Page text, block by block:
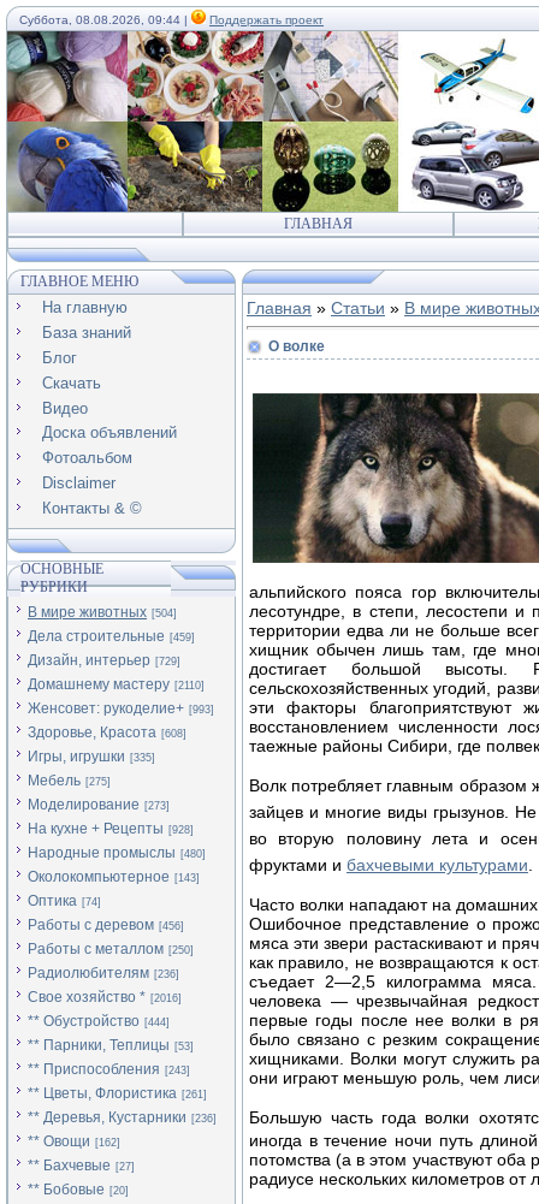
Суббота, 08.08.2026, 09:44 | Поддержать проект
ГЛАВНАЯ
ГЛАВНОЕ МЕНЮ
На главную
База знаний
Блог
Скачать
Видео
Доска объявлений
Фотоальбом
Disclaimer
Контакты & ©
ОСНОВНЫЕ
РУБРИКИ
В мире животных [504]
Дела строительные [459]
Дизайн, интерьер [729]
Домашнему мастеру [2110]
Женсовет: рукоделие+ [993]
Здоровье, Красота [608]
Игры, игрушки [335]
Мебель [275]
Моделирование [273]
На кухне + Рецепты [928]
Народные промыслы [480]
Околокомпьютерное [143]
Оптика [74]
Работы с деревом [456]
Работы с металлом [250]
Радиолюбителям [236]
Свое хозяйство * [2016]
** Обустройство [444]
** Парники, Теплицы [53]
** Приспособления [243]
** Цветы, Флористика [261]
** Деревья, Кустарники [236]
** Овощи [162]
** Бахчевые [27]
** Бобовые [20]
Главная » Статьи » В мире
О волке
альпийского пояса гор
лесотундре, в степи, лесостепи
территории едва ли не больше
хищник обычен лишь там, где
достигает большой высоты.
сельскохозяйственных угодий,
эти факторы
восстановлением численности
таежные районы Сибири, где
Волк потребляет главным
зайцев и многие виды грызунов.
во вторую половину лета и
фруктами и бахчевыми культурами
Часто волки нападают на
Ошибочное представление о
мяса эти звери растаскивают и
как правило, не возвращаются к
съедает 2—2,5 килограмма
человека — чрезвычайная
первые годы после нее волки в
было связано с резким
хищниками. Волки могут служить
они играют меньшую роль, чем
Большую часть года волки
иногда в течение ночи путь
потомства (а в этом участвуют
радиусе нескольких километров от